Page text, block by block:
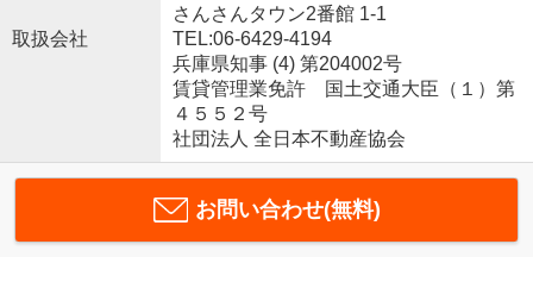
取扱会社
さんさんタウン2番館 1-1
TEL:06-6429-4194
兵庫県知事 (4) 第204002号
賃貸管理業免許 国土交通大臣（１）第
４５５２号
社団法人 全日本不動産協会
お問い合わせ(無料)